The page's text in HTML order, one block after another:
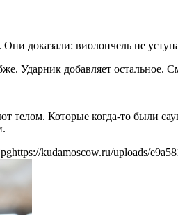
доказали: виолончель не
Ударник добавляет
телом. Которые когда-то были
https://kudamoscow.ru/uploads/